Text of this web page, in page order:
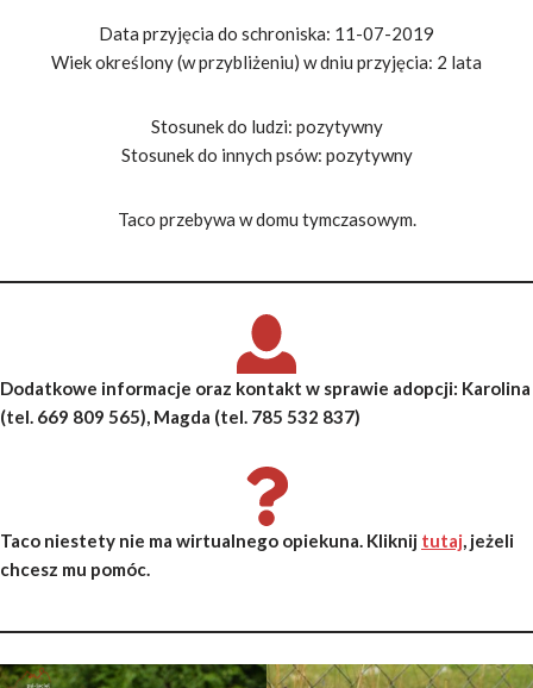
Data przyjęcia do schroniska: 11-07-2019
Wiek określony (w przybliżeniu) w dniu przyjęcia: 2 lata
Stosunek do ludzi: pozytywny
Stosunek do innych psów: pozytywny
Taco przebywa w domu tymczasowym.
Dodatkowe informacje oraz kontakt w sprawie adopcji: Karolina
(tel. 669 809 565), Magda (tel. 785 532 837)
Taco niestety nie ma wirtualnego opiekuna. Kliknij tutaj, jeżeli
chcesz mu pomóc.